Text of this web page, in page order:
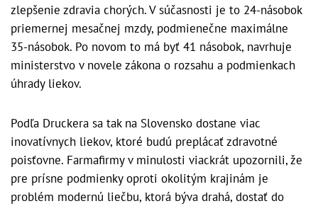
zlepšenie zdravia chorých. V súčasnosti je to 24-násobok
priemernej mesačnej mzdy, podmienečne maximálne
35-násobok. Po novom to má byť 41 násobok, navrhuje
ministerstvo v novele zákona o rozsahu a podmienkach
úhrady liekov.
Podľa Druckera sa tak na Slovensko dostane viac
inovatívnych liekov, ktoré budú preplácať zdravotné
poisťovne. Farmafirmy v minulosti viackrát upozornili, že
pre prísne podmienky oproti okolitým krajinám je
problém modernú liečbu, ktorá býva drahá, dostať do